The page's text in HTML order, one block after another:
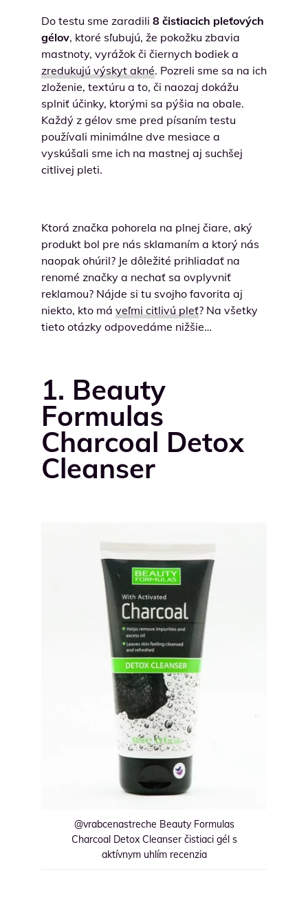
Do testu sme zaradili 8 čistiacich pleťových
gélov, ktoré sľubujú, že pokožku zbavia
mastnoty, vyrážok či čiernych bodiek a
zredukujú výskyt akné. Pozreli sme sa na ich
zloženie, textúru a to, či naozaj dokážu
splniť účinky, ktorými sa pýšia na obale.
Každý z gélov sme pred písaním testu
používali minimálne dve mesiace a
vyskúšali sme ich na mastnej aj suchšej
citlivej pleti.
Ktorá značka pohorela na plnej čiare, aký
produkt bol pre nás sklamaním a ktorý nás
naopak ohúril? Je dôležité prihliadať na
renomé značky a nechať sa ovplyvniť
reklamou? Nájde si tu svojho favorita aj
niekto, kto má veľmi citlivú pleť? Na všetky
tieto otázky odpovedáme nižšie…
1. Beauty
Formulas
Charcoal Detox
Cleanser
@vrabcenastreche Beauty Formulas
Charcoal Detox Cleanser čistiaci gél s
aktívnym uhlím recenzia